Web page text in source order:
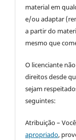
material em
e/ou adaptar
a partir do
mesmo que
O licenciante
direitos desde
sejam
seguintes:
Atribuição –
apropriado,